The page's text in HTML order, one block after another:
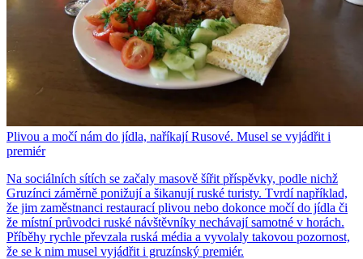
Plivou a močí nám do jídla, naříkají Rusové. Musel se vyjádřit i
premiér
Na sociálních sítích se začaly masově šířit příspěvky, podle nichž
Gruzínci záměrně ponižují a šikanují ruské turisty. Tvrdí například,
že jim zaměstnanci restaurací plivou nebo dokonce močí do jídla či
že místní průvodci ruské návštěvníky nechávají samotné v horách.
Příběhy rychle převzala ruská média a vyvolaly takovou pozornost,
že se k nim musel vyjádřit i gruzínský premiér.